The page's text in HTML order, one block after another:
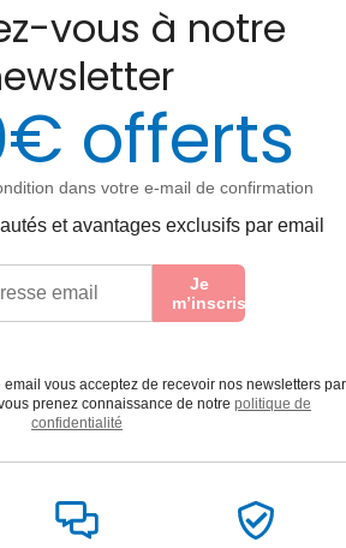
vous à notre
offerts
dans votre e-mail de confirmation
et avantages exclusifs par email
Je
m’inscris
vous acceptez de recevoir nos newsletters par
prenez connaissance de notre politique de
confidentialité